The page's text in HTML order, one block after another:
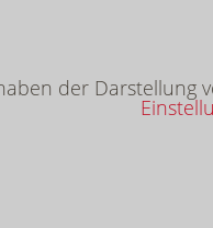
der Darstellung